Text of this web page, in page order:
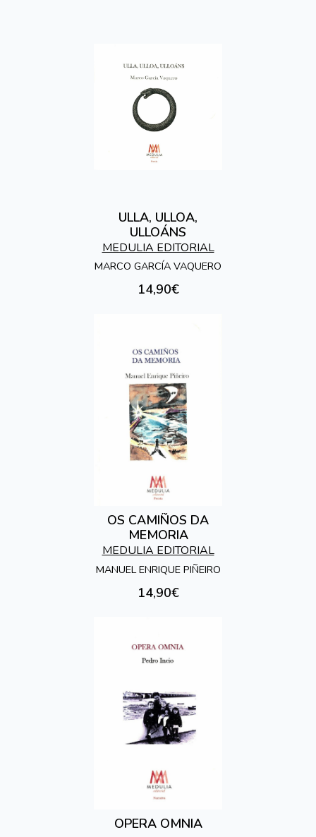
ULLA, ULLOA,
ULLOÁNS
MEDULIA EDITORIAL
MARCO GARCÍA VAQUERO
14,90€
OS CAMIÑOS DA
MEMORIA
MEDULIA EDITORIAL
MANUEL ENRIQUE PIÑEIRO
14,90€
OPERA OMNIA